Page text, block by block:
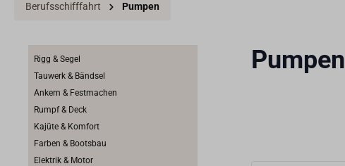
Berufsschifffahrt Pumpen
Rigg & Segel
Tauwerk & Bändsel
Ankern & Festmachen
Rumpf & Deck
Kajüte & Komfort
Farben & Bootsbau
Elektrik & Motor
Pumpen